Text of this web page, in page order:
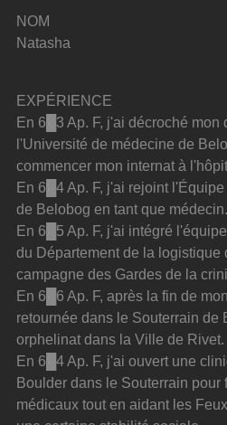
NOM
Natasha
EXPÉRIENCE
En 6█3 Ap. F, j'ai décroché
l'Université de médecine de
commencer mon internat à
En 6█4 Ap. F, j'ai rejoint
de Belobog en tant que médecin.
En 6█5 Ap. F, j'ai intégré
du Département de la logistique
campagne des Gardes de la
En 6█6 Ap. F, après la fin de
retournée dans le Souterrain de
orphelinat dans la Ville de Rivet.
En 6█4 Ap. F, j'ai ouvert une
Boulder dans le Souterrain pour
médicaux tout en aidant les